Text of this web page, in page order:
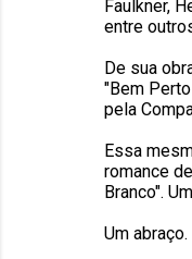
Faulkner,
entre
De sua
"Bem
pela
Essa
romance
Branco".
Um abraço.